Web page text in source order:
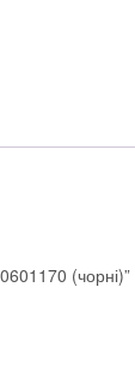
(чорні)”